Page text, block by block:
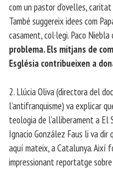
com un pastor d’ovelles,
També suggereix idees com
casament, col·legi. Paco Niebla
problema. Els mitjans de
Església contribueixen a
2. Llúcia Oliva (directora del
l’antifranquisme) va explicar
teologia de l’alliberament a El
Ignacio González Faus li va
aquí mateix, a Catalunya. Així
impressionant reportatge